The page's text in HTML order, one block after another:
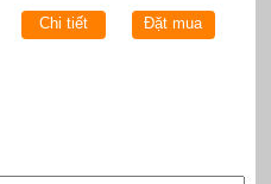
Chi tiết Đặt mua